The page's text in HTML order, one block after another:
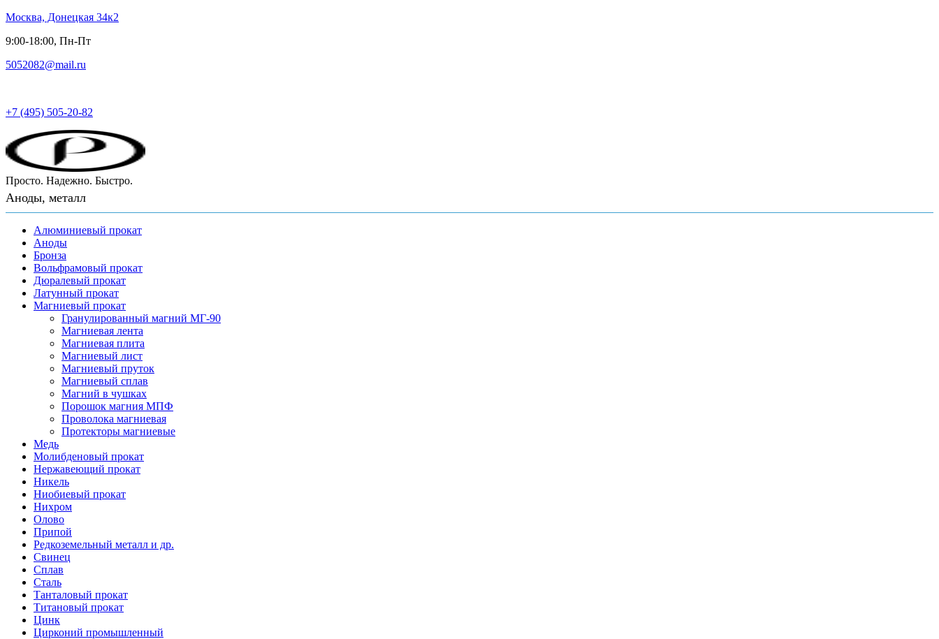
Москва, Донецкая 34к2
9:00-18:00, Пн-Пт
5052082@mail.ru
+7 (495) 505-20-82
Просто. Надежно. Быстро.
Аноды, металл
Алюминиевый прокат
Аноды
Бронза
Вольфрамовый прокат
Дюралевый прокат
Латунный прокат
Магниевый прокат
Гранулированный магний МГ-90
Магниевая лента
Магниевая плита
Магниевый лист
Магниевый пруток
Магниевый сплав
Магний в чушках
Порошок магния МПФ
Проволока магниевая
Протекторы магниевые
Медь
Молибденовый прокат
Нержавеющий прокат
Никель
Ниобиевый прокат
Нихром
Олово
Припой
Редкоземельный металл и др.
Свинец
Сплав
Сталь
Танталовый прокат
Титановый прокат
Цинк
Цирконий промышленный